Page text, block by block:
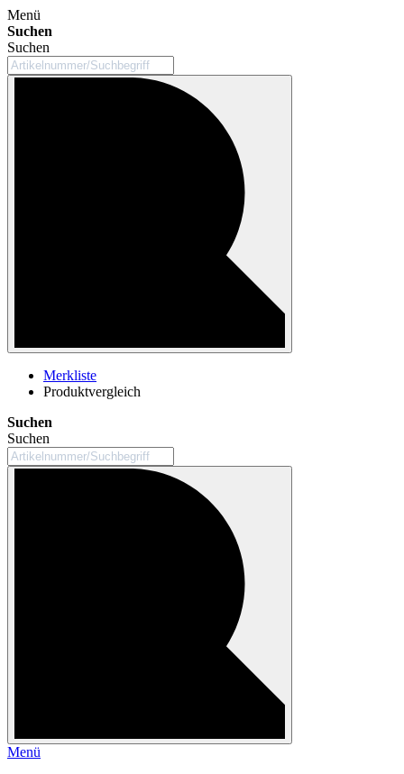
Menü
Suchen
Suchen
Merkliste
Produktvergleich
Suchen
Suchen
Menü